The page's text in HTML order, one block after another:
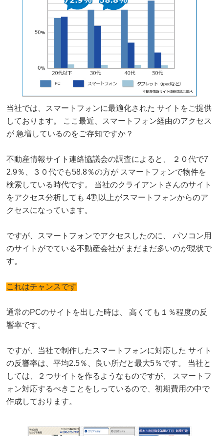
当社では、スマートフォンに最適化された サイトをご提供
しております。 ここ最近、スマートフォン経由のアクセス
が 急増しているのをご存知ですか？
不動産情報サイト連絡協議会の調査によると、 ２０代で7
2.9％、３０代でも58.8％の方が スマートフォンで物件を
検索している時代です。 当社のクライアントさんのサイト
をアクセス分析しても 4割以上がスマートフォンからのア
クセスになっています。
ですが、スマートフォンでアクセスしたのに、 パソコン用
のサイトがでている不動産会社が まだまだ多いのが現状で
す。
これはチャンスです
通常のPCのサイトを出した時は、 高くても１％程度の反
響率です。
ですが、当社で制作したスマートフォンに対応した サイト
の反響率は、平均2.5％、良い所だと最大5％です。 当社と
しては、２つサイトを作るようなものですが、 スマートフ
ォン対応するべきことをしっているので、初期費用の中で
作成しております。